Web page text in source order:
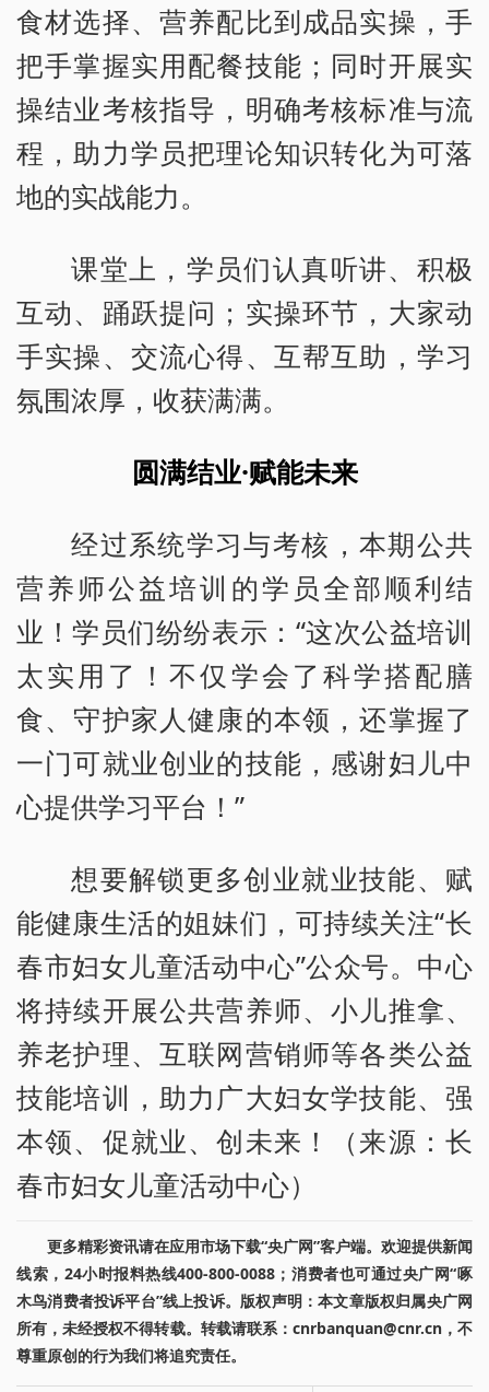
食材选择、营养配比到成品实操，手
把手掌握实用配餐技能；同时开展实
操结业考核指导，明确考核标准与流
程，助力学员把理论知识转化为可落
地的实战能力。
课堂上，学员们认真听讲、积极
互动、踊跃提问；实操环节，大家动
手实操、交流心得、互帮互助，学习
氛围浓厚，收获满满。
圆满结业·赋能未来
经过系统学习与考核，本期公共
营养师公益培训的学员全部顺利结
业！学员们纷纷表示：“这次公益培训
太实用了！不仅学会了科学搭配膳
食、守护家人健康的本领，还掌握了
一门可就业创业的技能，感谢妇儿中
心提供学习平台！”
想要解锁更多创业就业技能、赋
能健康生活的姐妹们，可持续关注“长
春市妇女儿童活动中心”公众号。中心
将持续开展公共营养师、小儿推拿、
养老护理、互联网营销师等各类公益
技能培训，助力广大妇女学技能、强
本领、促就业、创未来！（来源：长
春市妇女儿童活动中心）
更多精彩资讯请在应用市场下载“央广网”客户端。欢迎提供新闻
线索，24小时报料热线400-800-0088；消费者也可通过央广网“啄
木鸟消费者投诉平台”线上投诉。版权声明：本文章版权归属央广网
所有，未经授权不得转载。转载请联系：cnrbanquan@cnr.cn，不
尊重原创的行为我们将追究责任。